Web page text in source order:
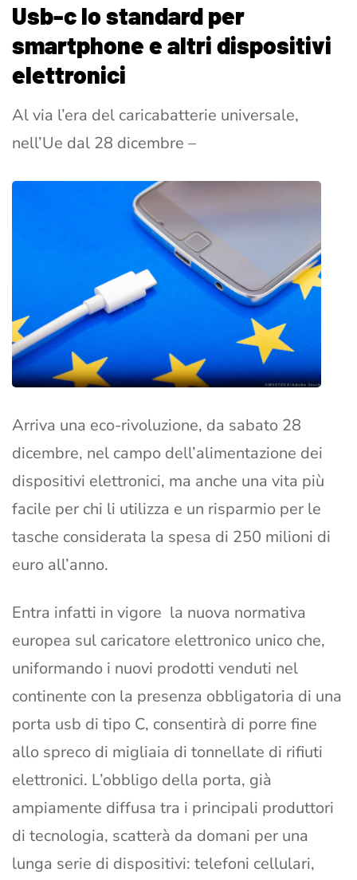
Usb-c lo standard per
smartphone e altri dispositivi
elettronici
Al via l’era del caricabatterie universale,
nell’Ue dal 28 dicembre –
Arriva una eco-rivoluzione, da sabato 28
dicembre, nel campo dell’alimentazione dei
dispositivi elettronici, ma anche una vita più
facile per chi li utilizza e un risparmio per le
tasche considerata la spesa di 250 milioni di
euro all’anno.
Entra infatti in vigore la nuova normativa
europea sul caricatore elettronico unico che,
uniformando i nuovi prodotti venduti nel
continente con la presenza obbligatoria di una
porta usb di tipo C, consentirà di porre fine
allo spreco di migliaia di tonnellate di rifiuti
elettronici. L’obbligo della porta, già
ampiamente diffusa tra i principali produttori
di tecnologia, scatterà da domani per una
lunga serie di dispositivi: telefoni cellulari,